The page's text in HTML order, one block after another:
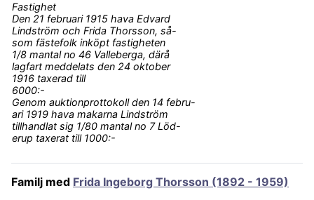
Fastighet
Den 21 februari 1915 hava Edvard
Lindström och Frida Thorsson, så-
som fästefolk inköpt fastigheten
1/8 mantal no 46 Valleberga, därå
lagfart meddelats den 24 oktober
1916 taxerad till
6000:-
Genom auktionprottokoll den 14 febru-
ari 1919 hava makarna Lindström
tillhandlat sig 1/80 mantal no 7 Löd-
erup taxerat till 1000:-
Familj med Frida Ingeborg Thorsson (1892 - 1959)